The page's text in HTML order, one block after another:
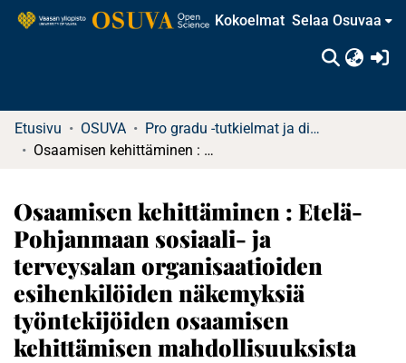
Kokoelmat Selaa Osuvaa
Etusivu OSUVA
Pro gradu -tutkielmat ja diplomityöt
Osaamisen kehittäminen : Etelä-Pohjanmaan sosiaali- ja terveysalan organisaatioiden esihenkilöiden näkemyksiä työntekijöiden osaamisen kehittämisen mahdollisuuksista
Osaamisen kehittäminen : Etelä-
Pohjanmaan sosiaali- ja
terveysalan organisaatioiden
esihenkilöiden näkemyksiä
työntekijöiden osaamisen
kehittämisen mahdollisuuksista